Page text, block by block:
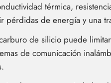
térmica,
pérdidas de energía y una
de silicio puede
de comunicación